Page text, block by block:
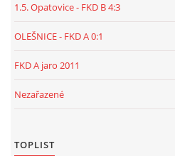
1.5. Opatovice - FKD B 4:3
OLEŠNICE - FKD A 0:1
FKD A jaro 2011
Nezařazené
TOPLIST